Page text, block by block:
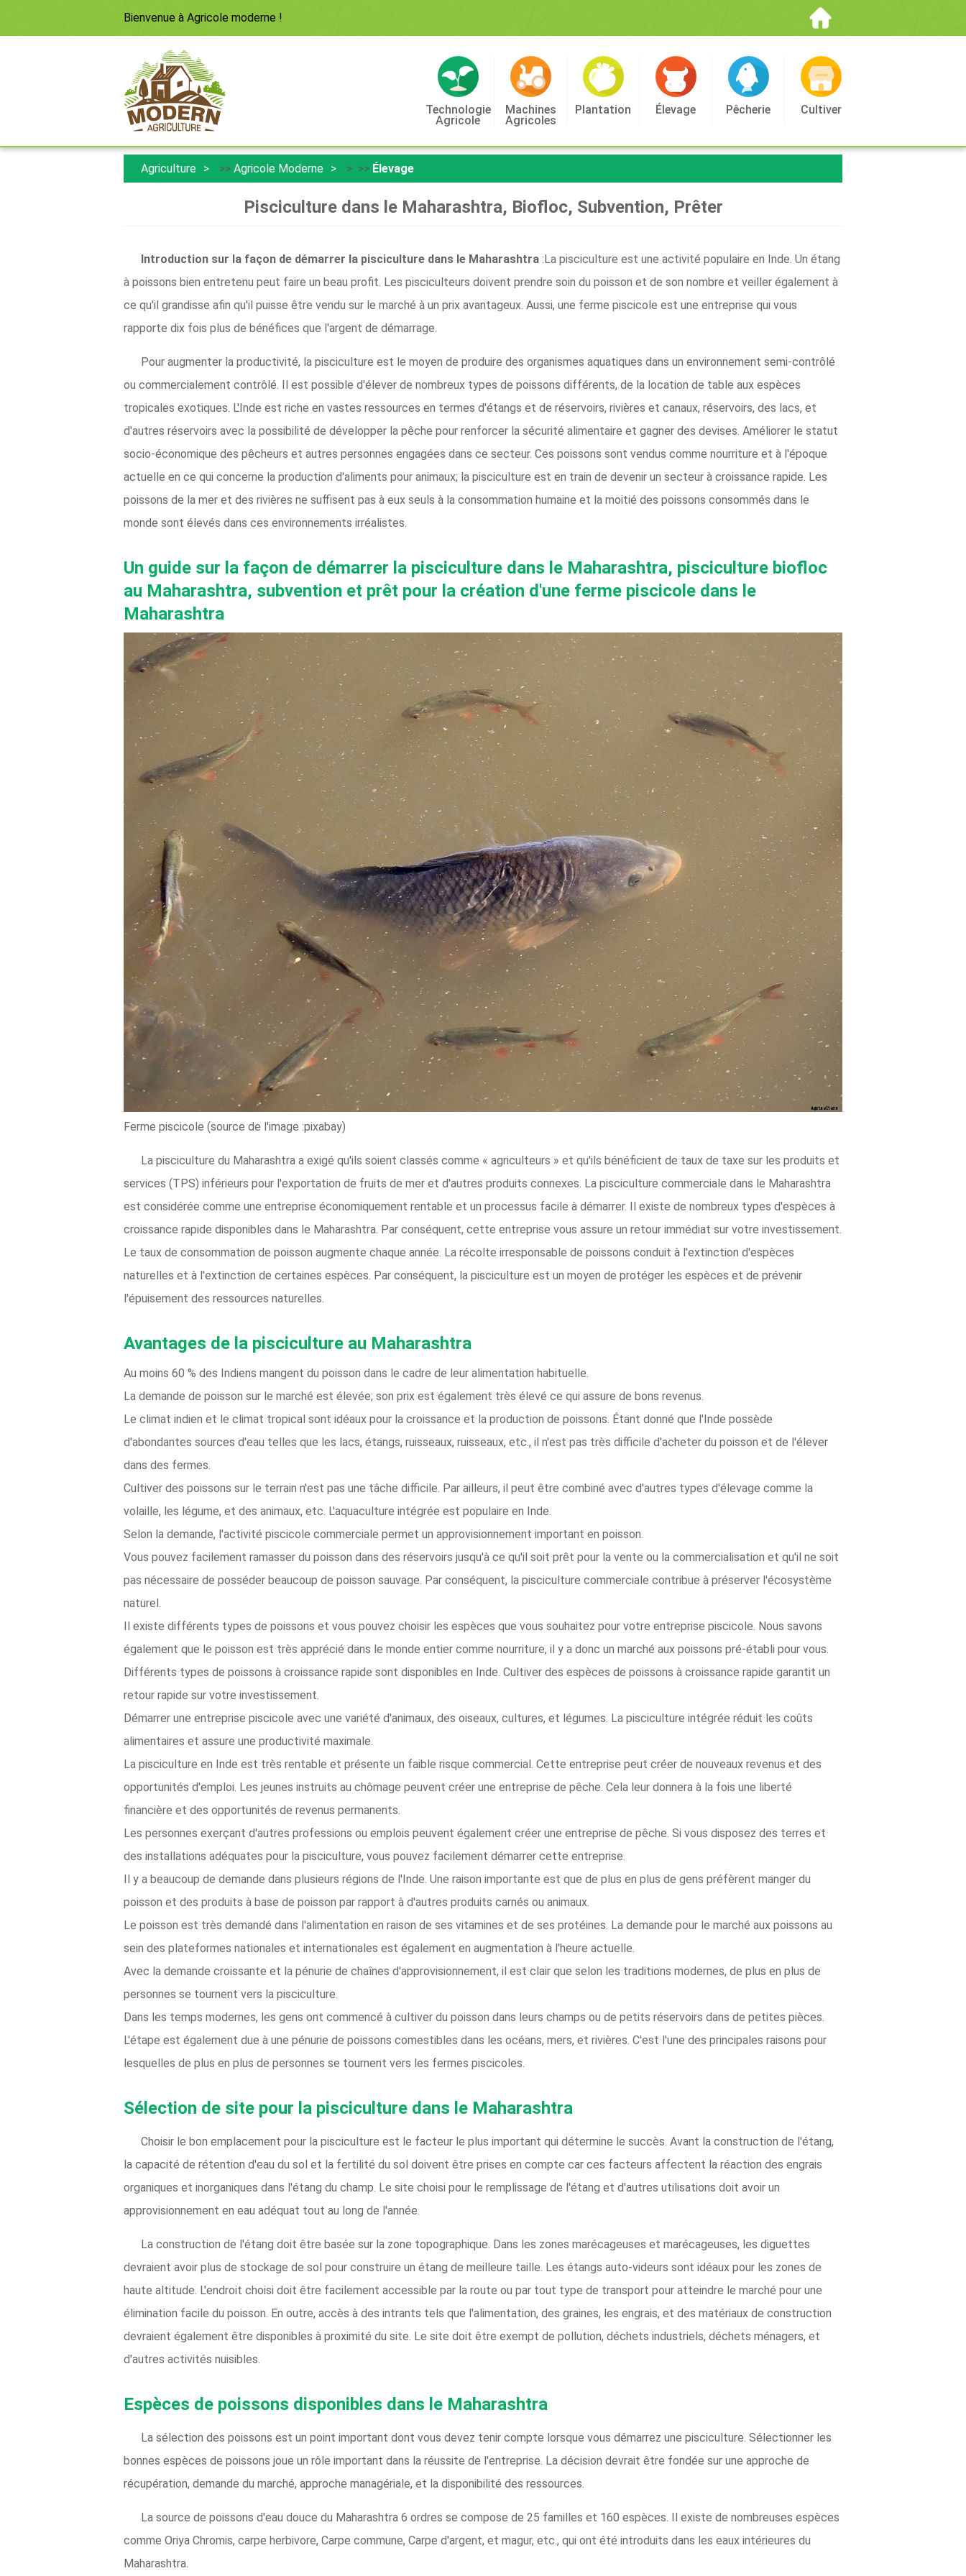
Bienvenue à Agricole moderne !
Technologie
Agricole
Machines
Agricoles
Plantation Élevage Pêcherie Cultiver
Agriculture >> Agricole Moderne > >> Élevage
Pisciculture dans le Maharashtra, Biofloc, Subvention, Prêter
Introduction sur la façon de démarrer la pisciculture dans le Maharashtra :La pisciculture est une activité populaire en Inde. Un étang
à poissons bien entretenu peut faire un beau profit. Les pisciculteurs doivent prendre soin du poisson et de son nombre et veiller également à
ce qu'il grandisse afin qu'il puisse être vendu sur le marché à un prix avantageux. Aussi, une ferme piscicole est une entreprise qui vous
rapporte dix fois plus de bénéfices que l'argent de démarrage.
Pour augmenter la productivité, la pisciculture est le moyen de produire des organismes aquatiques dans un environnement semi-contrôlé
ou commercialement contrôlé. Il est possible d'élever de nombreux types de poissons différents, de la location de table aux espèces
tropicales exotiques. L'Inde est riche en vastes ressources en termes d'étangs et de réservoirs, rivières et canaux, réservoirs, des lacs, et
d'autres réservoirs avec la possibilité de développer la pêche pour renforcer la sécurité alimentaire et gagner des devises. Améliorer le statut
socio-économique des pêcheurs et autres personnes engagées dans ce secteur. Ces poissons sont vendus comme nourriture et à l'époque
actuelle en ce qui concerne la production d'aliments pour animaux; la pisciculture est en train de devenir un secteur à croissance rapide. Les
poissons de la mer et des rivières ne suffisent pas à eux seuls à la consommation humaine et la moitié des poissons consommés dans le
monde sont élevés dans ces environnements irréalistes.
Un guide sur la façon de démarrer la pisciculture dans le Maharashtra, pisciculture biofloc
au Maharashtra, subvention et prêt pour la création d'une ferme piscicole dans le
Maharashtra
Ferme piscicole (source de l'image :pixabay)
La pisciculture du Maharashtra a exigé qu'ils soient classés comme « agriculteurs » et qu'ils bénéficient de taux de taxe sur les produits et
services (TPS) inférieurs pour l'exportation de fruits de mer et d'autres produits connexes. La pisciculture commerciale dans le Maharashtra
est considérée comme une entreprise économiquement rentable et un processus facile à démarrer. Il existe de nombreux types d'espèces à
croissance rapide disponibles dans le Maharashtra. Par conséquent, cette entreprise vous assure un retour immédiat sur votre investissement.
Le taux de consommation de poisson augmente chaque année. La récolte irresponsable de poissons conduit à l'extinction d'espèces
naturelles et à l'extinction de certaines espèces. Par conséquent, la pisciculture est un moyen de protéger les espèces et de prévenir
l'épuisement des ressources naturelles.
Avantages de la pisciculture au Maharashtra
Au moins 60 % des Indiens mangent du poisson dans le cadre de leur alimentation habituelle.
La demande de poisson sur le marché est élevée; son prix est également très élevé ce qui assure de bons revenus.
Le climat indien et le climat tropical sont idéaux pour la croissance et la production de poissons. Étant donné que l'Inde possède
d'abondantes sources d'eau telles que les lacs, étangs, ruisseaux, ruisseaux, etc., il n'est pas très difficile d'acheter du poisson et de l'élever
dans des fermes.
Cultiver des poissons sur le terrain n'est pas une tâche difficile. Par ailleurs, il peut être combiné avec d'autres types d'élevage comme la
volaille, les légume, et des animaux, etc. L'aquaculture intégrée est populaire en Inde.
Selon la demande, l'activité piscicole commerciale permet un approvisionnement important en poisson.
Vous pouvez facilement ramasser du poisson dans des réservoirs jusqu'à ce qu'il soit prêt pour la vente ou la commercialisation et qu'il ne soit
pas nécessaire de posséder beaucoup de poisson sauvage. Par conséquent, la pisciculture commerciale contribue à préserver l'écosystème
naturel.
Il existe différents types de poissons et vous pouvez choisir les espèces que vous souhaitez pour votre entreprise piscicole. Nous savons
également que le poisson est très apprécié dans le monde entier comme nourriture, il y a donc un marché aux poissons pré-établi pour vous.
Différents types de poissons à croissance rapide sont disponibles en Inde. Cultiver des espèces de poissons à croissance rapide garantit un
retour rapide sur votre investissement.
Démarrer une entreprise piscicole avec une variété d'animaux, des oiseaux, cultures, et légumes. La pisciculture intégrée réduit les coûts
alimentaires et assure une productivité maximale.
La pisciculture en Inde est très rentable et présente un faible risque commercial. Cette entreprise peut créer de nouveaux revenus et des
opportunités d'emploi. Les jeunes instruits au chômage peuvent créer une entreprise de pêche. Cela leur donnera à la fois une liberté
financière et des opportunités de revenus permanents.
Les personnes exerçant d'autres professions ou emplois peuvent également créer une entreprise de pêche. Si vous disposez des terres et
des installations adéquates pour la pisciculture, vous pouvez facilement démarrer cette entreprise.
Il y a beaucoup de demande dans plusieurs régions de l'Inde. Une raison importante est que de plus en plus de gens préfèrent manger du
poisson et des produits à base de poisson par rapport à d'autres produits carnés ou animaux.
Le poisson est très demandé dans l'alimentation en raison de ses vitamines et de ses protéines. La demande pour le marché aux poissons au
sein des plateformes nationales et internationales est également en augmentation à l'heure actuelle.
Avec la demande croissante et la pénurie de chaînes d'approvisionnement, il est clair que selon les traditions modernes, de plus en plus de
personnes se tournent vers la pisciculture.
Dans les temps modernes, les gens ont commencé à cultiver du poisson dans leurs champs ou de petits réservoirs dans de petites pièces.
L'étape est également due à une pénurie de poissons comestibles dans les océans, mers, et rivières. C'est l'une des principales raisons pour
lesquelles de plus en plus de personnes se tournent vers les fermes piscicoles.
Sélection de site pour la pisciculture dans le Maharashtra
Choisir le bon emplacement pour la pisciculture est le facteur le plus important qui détermine le succès. Avant la construction de l'étang,
la capacité de rétention d'eau du sol et la fertilité du sol doivent être prises en compte car ces facteurs affectent la réaction des engrais
organiques et inorganiques dans l'étang du champ. Le site choisi pour le remplissage de l'étang et d'autres utilisations doit avoir un
approvisionnement en eau adéquat tout au long de l'année.
La construction de l'étang doit être basée sur la zone topographique. Dans les zones marécageuses et marécageuses, les diguettes
devraient avoir plus de stockage de sol pour construire un étang de meilleure taille. Les étangs auto-videurs sont idéaux pour les zones de
haute altitude. L'endroit choisi doit être facilement accessible par la route ou par tout type de transport pour atteindre le marché pour une
élimination facile du poisson. En outre, accès à des intrants tels que l'alimentation, des graines, les engrais, et des matériaux de construction
devraient également être disponibles à proximité du site. Le site doit être exempt de pollution, déchets industriels, déchets ménagers, et
d'autres activités nuisibles.
Espèces de poissons disponibles dans le Maharashtra
La sélection des poissons est un point important dont vous devez tenir compte lorsque vous démarrez une pisciculture. Sélectionner les
bonnes espèces de poissons joue un rôle important dans la réussite de l'entreprise. La décision devrait être fondée sur une approche de
récupération, demande du marché, approche managériale, et la disponibilité des ressources.
La source de poissons d'eau douce du Maharashtra 6 ordres se compose de 25 familles et 160 espèces. Il existe de nombreuses espèces
comme Oriya Chromis, carpe herbivore, Carpe commune, Carpe d'argent, et magur, etc., qui ont été introduits dans les eaux intérieures du
Maharashtra.